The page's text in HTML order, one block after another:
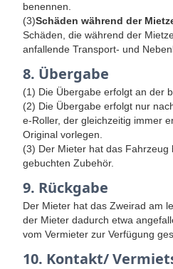
benennen.
(3)Schäden während der
Schäden, die während der
anfallende Transport- und
8. Übergabe
(1) Die Übergabe erfolgt an der
(2) Die Übergabe erfolgt nur
e-Roller, der gleichzeitig immer
Original vorlegen.
(3) Der Mieter hat das
gebuchten Zubehör.
9. Rückgabe
Der Mieter hat das Zweirad am
der Mieter dadurch etwa
vom Vermieter zur Verfügung
10. Kontakt/